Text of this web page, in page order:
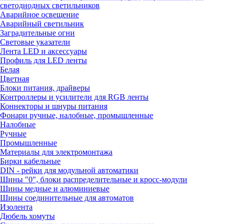
светодиодных светильников
Аварийное освещение
Аварийный светильник
Заградительные огни
Световые указатели
Лента LED и аксессуары
Профиль для LED ленты
Белая
Цветная
Блоки питания, драйверы
Контроллеры и усилители для RGB ленты
Коннекторы и шнуры питания
Фонари ручные, налобные, промышленные
Налобные
Ручные
Промышленные
Материалы для электромонтажа
Бирки кабельные
DIN - рейки для модульной автоматики
Шины "0", блоки распределительные и кросс-модули
Шины медные и алюминиевые
Шины соединительные для автоматов
Изолента
Дюбель хомуты